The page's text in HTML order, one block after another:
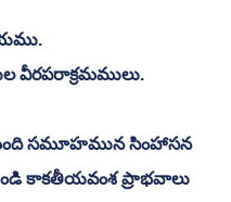
వీరపరాక్రమములు.
సమూహమున సింహాసన
కాకతీయవంశ ప్రాభవాలు